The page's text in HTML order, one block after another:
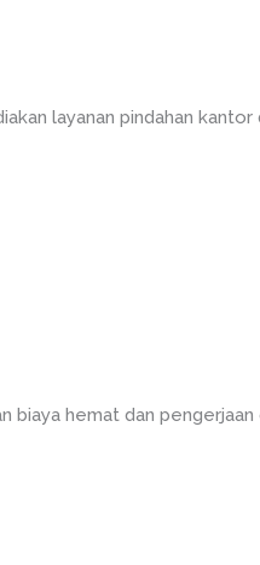
layanan pindahan
biaya hemat dan